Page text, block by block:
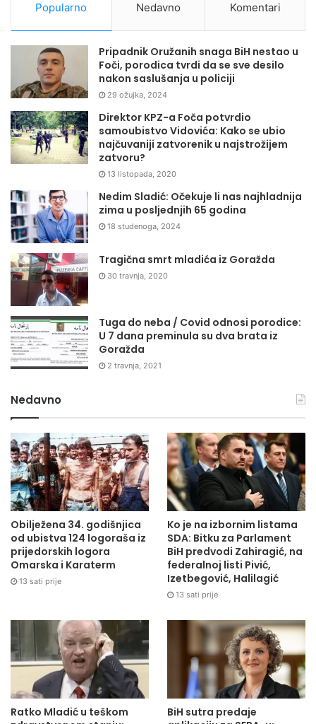
Popularno Nedavno Komentari
Pripadnik Oružanih snaga BiH nestao u
Foči, porodica tvrdi da se sve desilo
nakon saslušanja u policiji
29 ožujka, 2024
Direktor KPZ-a Foča potvrdio
samoubistvo Vidovića: Kako se ubio
najčuvaniji zatvorenik u najstrožijem
zatvoru?
13 listopada, 2020
Nedim Sladić: Očekuje li nas najhladnija
zima u posljednjih 65 godina
18 studenoga, 2024
Tragična smrt mladića iz Goražda
30 travnja, 2020
Tuga do neba / Covid odnosi porodice:
U 7 dana preminula su dva brata iz
Goražda
2 travnja, 2021
Nedavno
Obilježena 34. godišnjica
od ubistva 124 logoraša iz
prijedorskih logora
Omarska i Karaterm
13 sati prije
Ko je na izbornim listama
SDA: Bitku za Parlament
BiH predvodi Zahiragić, na
federalnoj listi Pivić,
Izetbegović, Halilagić
13 sati prije
Ratko Mladić u teškom
BiH sutra predaje